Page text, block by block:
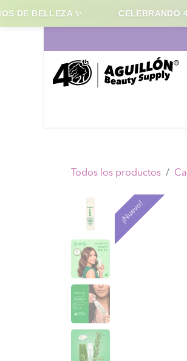
Todos los productos
¡Nuevo!
¡Nuevo!
BELLEZA ✨ CELEBRANDO 40